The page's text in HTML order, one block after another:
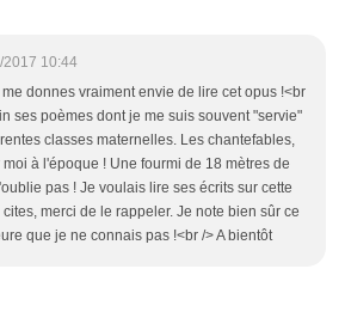
2017 10:44
donnes vraiment envie de lire cet opus !<br
ses poèmes dont je me suis souvent "servie"
classes maternelles. Les chantefables,
à l'époque ! Une fourmi de 18 mètres de
pas ! Je voulais lire ses écrits sur cette
merci de le rappeler. Je note bien sûr ce
que je ne connais pas !<br /> A bientôt